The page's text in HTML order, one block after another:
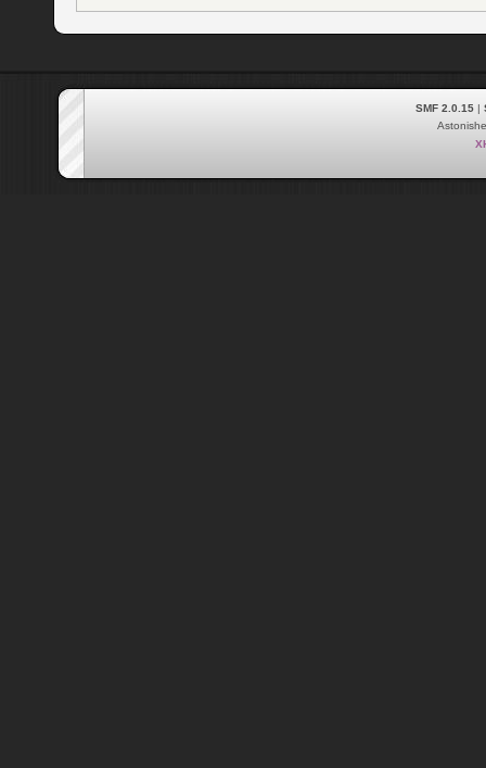
SMF 2.0.15|